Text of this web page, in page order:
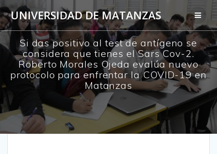
al
contenido
UNIVERSIDAD DE MATANZAS
Si das positivo al test de antígeno se
considera que tienes el Sars Cov-2.
Roberto Morales Ojeda evalúa nuevo
protocolo para enfrentar la COVID-19 en
Matanzas